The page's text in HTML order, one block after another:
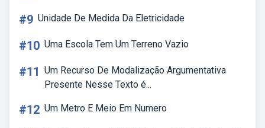
#9 Unidade De Medida Da Eletricidade
#10 Uma Escola Tem Um Terreno Vazio
#11 Um Recurso De Modalização Argumentativa
Presente Nesse Texto é...
#12 Um Metro E Meio Em Numero